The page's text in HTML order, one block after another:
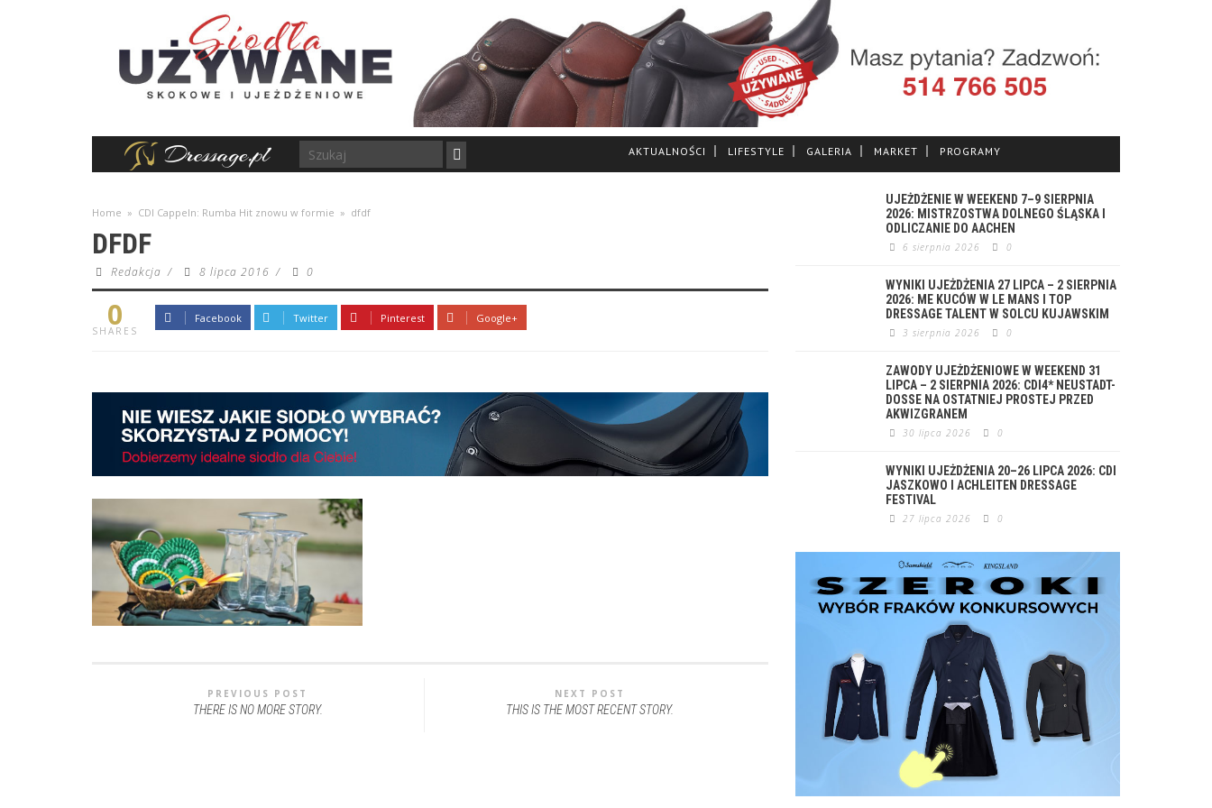
AKTUALNOŚCI LIFESTYLE GALERIA MARKET PROGRAMY
Home » CDI Cappeln: Rumba Hit znowu w formie » dfdf
DFDF
Redakcja / 8 lipca 2016 / 0
0
SHARES
Facebook Twitter Pinterest Google+
PREVIOUS POST
THERE IS NO MORE STORY.
NEXT POST
THIS IS THE MOST RECENT STORY.
UJEŻDŻENIE W WEEKEND 7–9 SIERPNIA
2026: MISTRZOSTWA DOLNEGO ŚLĄSKA I
ODLICZANIE DO AACHEN
6 sierpnia 2026 0
WYNIKI UJEŻDŻENIA 27 LIPCA – 2 SIERPNIA
2026: ME KUCÓW W LE MANS I TOP
DRESSAGE TALENT W SOLCU KUJAWSKIM
3 sierpnia 2026 0
ZAWODY UJEŻDŻENIOWE W WEEKEND 31
LIPCA – 2 SIERPNIA 2026: CDI4* NEUSTADT-
DOSSE NA OSTATNIEJ PROSTEJ PRZED
AKWIZGRANEM
30 lipca 2026 0
WYNIKI UJEŻDŻENIA 20–26 LIPCA 2026: CDI
JASZKOWO I ACHLEITEN DRESSAGE
FESTIVAL
27 lipca 2026 0